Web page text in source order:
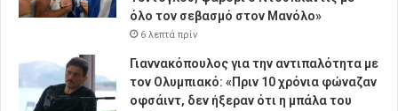
όλο τον σεβασμό στον Μανόλο»
6 λεπτά πρίν
Γιαννακόπουλος για την αντιπαλότητα με
τον Ολυμπιακό: «Πριν 10 χρόνια φώναζαν
οφσάιντ, δεν ήξεραν ότι η μπάλα του